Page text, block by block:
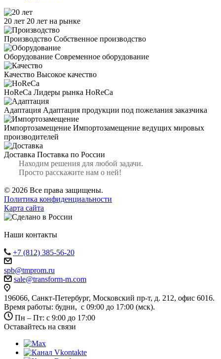
20 лет 20 лет на рынке
Производство Собственное производство
Оборудование Современное оборудование
Качество Высокое качество
HoReCa Лидеры рынка HoReCa
Адаптация Адаптация продукции под пожелания заказчика
Импортозамещение Импортозамещение ведущих мировых
производителей
Доставка Поставка по России
Находим решения для любой задачи.
Просто расскажите нам о ней!
© 2026 Все права защищены.
Политика конфиденциальности
Карта сайта
Наши контакты
+7 (812) 385-56-20
spb@tmprom.ru
sale@transform-m.com
196066, Санкт-Петербург, Московский пр-т, д. 212, офис 6016.
Время работы: будни, с 09:00 до 17:00 (мск).
Пн – Пт: с 9:00 до 17:00
Оставайтесь на связи